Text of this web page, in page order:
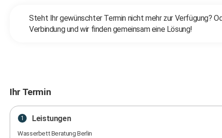
Steht Ihr gewünschter Termin nicht mehr zur Verfügung?
Verbindung und wir finden gemeinsam eine Lösung!
Ihr Termin
1 Leistungen
Wasserbett Beratung Berlin